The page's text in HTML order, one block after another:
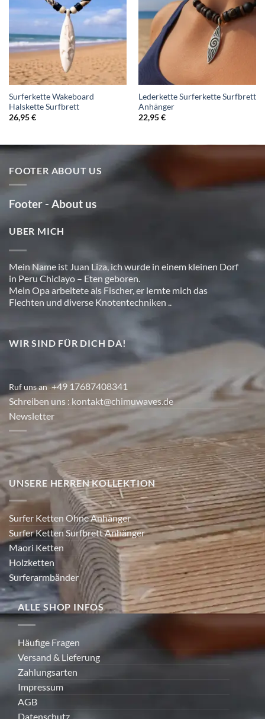
Surferkette Wakeboard
Halskette Surfbrett
26,95€
Lederkette Surferkette Surfbrett
Anhänger
22,95€
FOOTER ABOUT US
Footer - About us
UBER MICH
Mein Name ist Juan Liza, ich wurde in einem kleinen Dorf
in Peru Chiclayo – Eten geboren.
Mein Opa arbeitete als Fischer, er lernte mich das
Flechten und diverse Knotentechniken ..
WIR SIND FÜR DICH DA!
Ruf uns an:+49 17687408341
Schreiben uns : kontakt@chimuwaves.de
Newsletter
UNSERE HERREN KOLLEKTION
Surfer Ketten Ohne Anhänger
Surfer Ketten Surfbrett Anhänger
Maori Ketten
Holzketten
Surferarmbänder
ALLE SHOP INFOS
Häufige Fragen
Versand & Lieferung
Zahlungsarten
Impressum
AGB
Datenschutz